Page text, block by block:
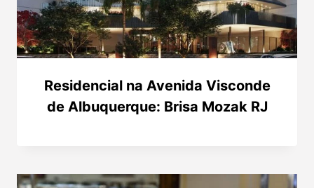
Residencial na Avenida Visconde
de Albuquerque: Brisa Mozak RJ